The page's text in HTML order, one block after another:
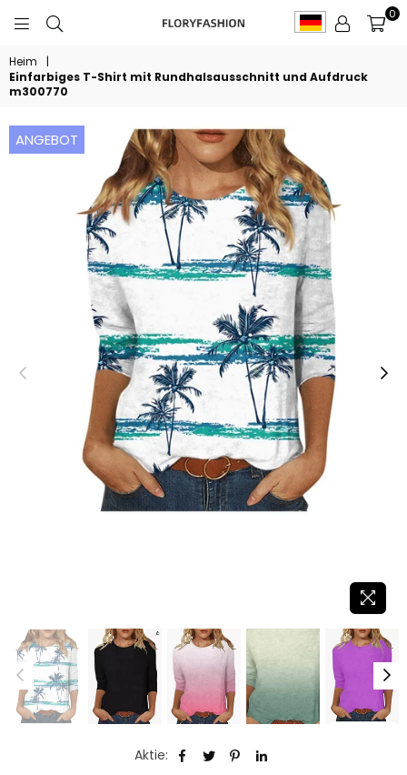
FLORYFASHION
0
Heim
|
Einfarbiges T-Shirt mit Rundhalsausschnitt und Aufdruck
m300770
ANGEBOT
Aktie: